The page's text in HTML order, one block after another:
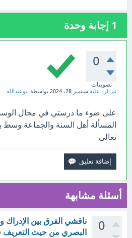
1 إجابة وحدة
0
تصويتات
تم الرد عليه سبتمبر 28، 2024 بواسطة ابوعبدالله
على ضوء ما درستي في مجال
المسألة أهل السنة والجماعة وسط
تعالى
أسئلة مشابهة
0
ناقشي الفرق بين الإدراك
البصري من حيث